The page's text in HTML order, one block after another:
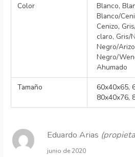
Color Blanco,
Blanco/
Cenizo,
claro,Gris/
Negro/
Negro/
Ahumado
Tamaño
60x40x65,
80x40x76,
Eduardo Arias
junio de 2020